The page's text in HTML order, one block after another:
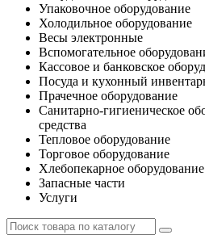
Упаковочное оборудование
Холодильное оборудование
Весы электронные
Вспомогательное
Кассовое и банковское
Посуда и кухонный
Прачечное оборудование
Санитарно-гигиеническое
средства
Тепловое оборудование
Торговое оборудование
Хлебопекарное оборудование
Запасные части
Услуги